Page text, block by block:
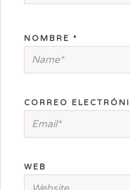
NOMBRE *
CORREO
WEB